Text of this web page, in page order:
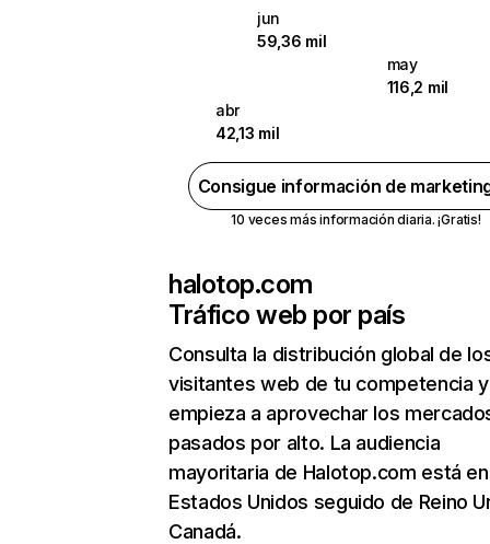
jun
59,36 mil
may
116,2 mil
abr
42,13 mil
Consigue información de
10 veces más información diaria. ¡Gratis!
halotop.com
Tráfico web por país
Consulta la distribución global de
visitantes web de tu competencia y
empieza a aprovechar los
pasados por alto. La audiencia
mayoritaria de Halotop.com está en
Estados Unidos seguido de Reino
Canadá.